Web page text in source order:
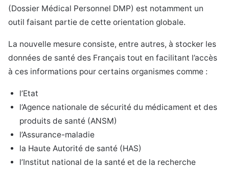
(Dossier Médical Personnel DMP) est notamment un
outil faisant partie de cette orientation globale.
La nouvelle mesure consiste, entre autres, à stocker les
données de santé des Français tout en facilitant l’accès
à ces informations pour certains organismes comme :
l’Etat
l’Agence nationale de sécurité du médicament et des
produits de santé (ANSM)
l’Assurance-maladie
la Haute Autorité de santé (HAS)
l’Institut national de la santé et de la recherche